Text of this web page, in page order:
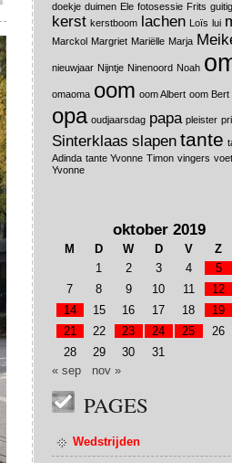
doekje duimen Ele fotosessie Frits guitig
kerst kerstboom lachen Loïs lui
Marckol Margriet Mariëlle Marja
nieuwjaar Nijntje Ninenoord Noah
omaoma oom oom Albert oom Bert
opa oudjaarsdag papa pleister
Sinterklaas slapen tante
Adinda tante Yvonne Timon vingers
Yvonne
oktober 2019
M D W D V Z
1
2 3 4 5
7
8 9 10 11 12
14
15 16 17 18 19
21
22 23 24 25 26
28
29 30
31
« sep
nov »
PAGES
Wedstrijden